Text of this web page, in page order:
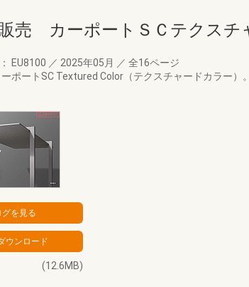
売 カーポートＳＣテクスチ
EU8100 ／ 2025年05月 ／ 全16ページ
ポートSC Textured Color（テクスチャードカラー
(12.6MB)